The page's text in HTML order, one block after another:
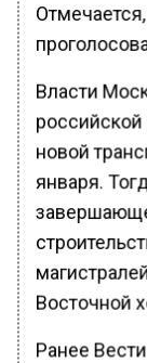
Власти
новой
января.
Восточной
Ранее